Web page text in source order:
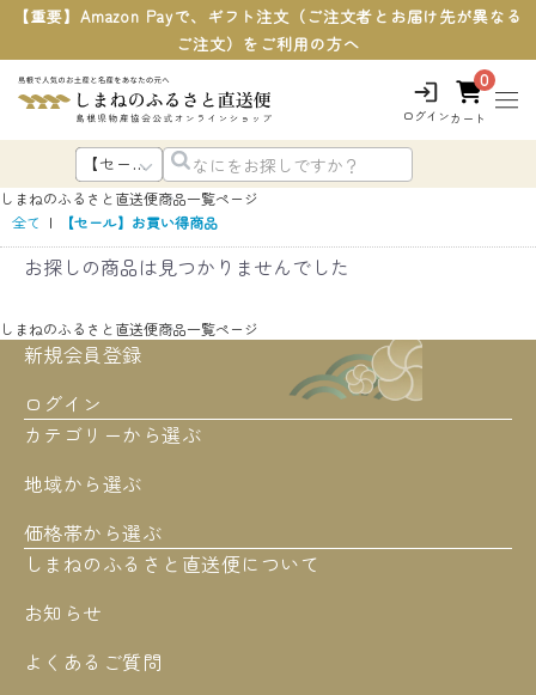
【重要】Amazon Payで、ギフト注文（ご注文者とお届け先が異なる
ご注文）をご利用の方へ
ログイン
0
カート
しまねのふるさと直送便商品一覧ページ
全て | 【セール】お買い得商品
お探しの商品は見つかりませんでした
しまねのふるさと直送便商品一覧ページ
カテゴリーから選ぶ
地域から選ぶ
価格帯から選ぶ
新規会員登録
ログイン
しまねのふるさと直送便について
お知らせ
よくあるご質問